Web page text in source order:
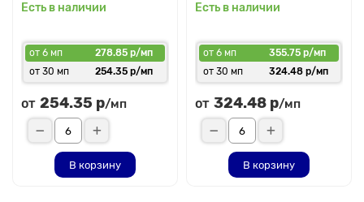
Есть в наличии
от 6 мп
278.85 р/мп
от 30 мп
254.35 р/мп
от 254.35 р/мп
В корзину
Есть в наличии
от 6 мп
355.75 р/мп
от 30 мп
324.48 р/мп
от 324.48 р/мп
В корзину